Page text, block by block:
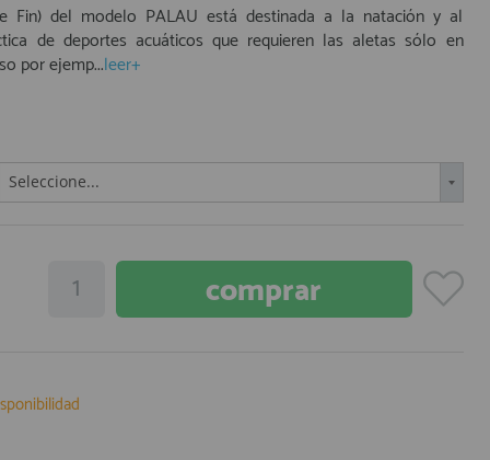
Fin) del modelo PALAU está destinada a la natación y al
de deportes acuáticos que requieren las aletas sólo en
por ejemp...leer+
Seleccione...